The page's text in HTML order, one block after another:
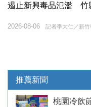
遏止新興毒品氾濫 竹
記者季大仁／新竹
2026-08-06
推薦新聞
桃園冷飲